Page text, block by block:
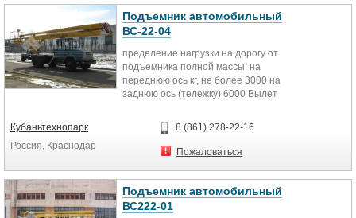
Подъемник автомобильный
ВС-22-04
пределение нагрузки на дорогу от
подъемника полной массы: на
переднюю ось кг, не более 3000 на
заднюю ось (тележку) 6000 Вылет
Кубаньтехнопарк
Россия, Краснодар
8 (861) 278-22-16
Пожаловаться
Подъемник автомобильный
ВС222-01